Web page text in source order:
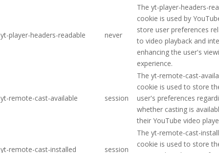
yt-player-headers-readable never
The yt-player-headers-
cookie is used by
store user preferences
to video playback and
enhancing the user's
experience.
yt-remote-cast-available session
The yt-remote-cast-
cookie is used to store
user's preferences
whether casting is
their YouTube video
yt-remote-cast-installed session
The yt-remote-cast-
cookie is used to store